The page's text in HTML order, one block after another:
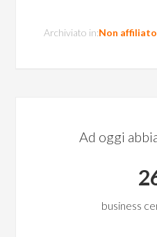
Archiviato in:Non affiliato
Ad oggi
business